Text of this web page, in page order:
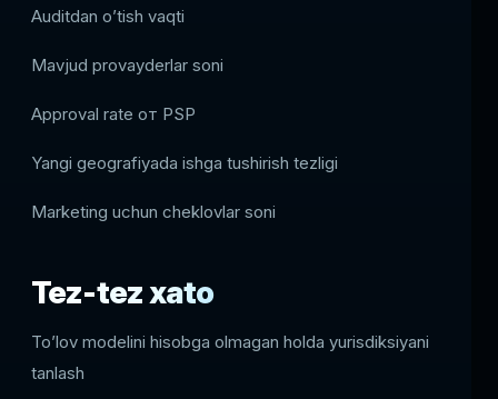
Auditdan o’tish vaqti
Mavjud provayderlar soni
Approval rate от PSP
Yangi geografiyada ishga tushirish tezligi
Marketing uchun cheklovlar soni
Tez-tez xato
To’lov modelini hisobga olmagan holda yurisdiksiyani
tanlash